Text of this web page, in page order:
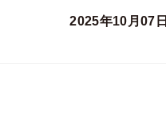
2025年10月07日